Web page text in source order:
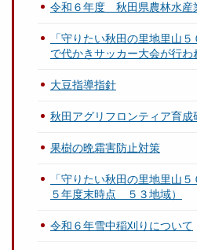
令和６年度 秋田県農林水産
「守りたい秋田の里地里山
で代かきサッカー大会が行わ
大豆指導指針
秋田アグリフロンティア育成
果樹の晩霜害防止対策
「守りたい秋田の里地里山
５年度末時点 ５３地域）
令和６年雪中稲刈りについて